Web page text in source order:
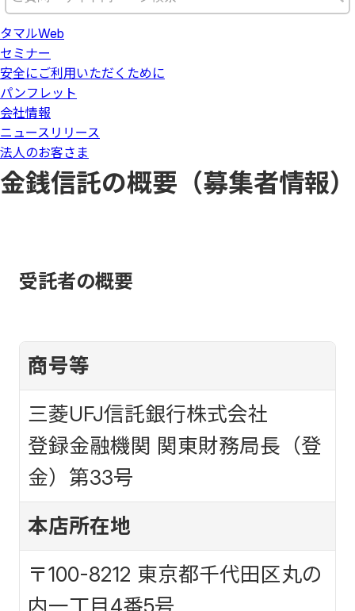
タマルWeb
セミナー
安全にご利用いただくために
パンフレット
会社情報
ニュースリリース
法人のお客さま
金銭信託の概要（募集者情報）
受託者の概要
商号等
三菱UFJ信託銀行株式会社
登録金融機関 関東財務局長（登
金）第33号
本店所在地
〒100-8212 東京都千代田区丸の
内一丁目4番5号